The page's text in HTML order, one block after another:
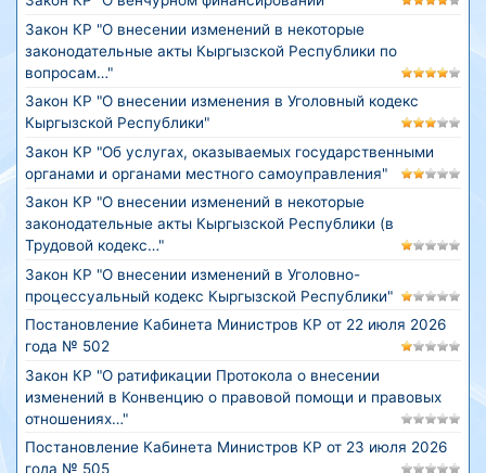
Закон КР "О внесении изменений в некоторые
законодательные акты Кыргызской Республики по
вопросам…"
Закон КР "О внесении изменения в Уголовный кодекс
Кыргызской Республики"
Закон КР "Об услугах, оказываемых государственными
органами и органами местного самоуправления"
Закон КР "О внесении изменений в некоторые
законодательные акты Кыргызской Республики (в
Трудовой кодекс…"
Закон КР "О внесении изменений в Уголовно-
процессуальный кодекс Кыргызской Республики"
Постановление Кабинета Министров КР от 22 июля 2026
года № 502
Закон КР "О ратификации Протокола о внесении
изменений в Конвенцию о правовой помощи и правовых
отношениях…"
Постановление Кабинета Министров КР от 23 июля 2026
года № 505